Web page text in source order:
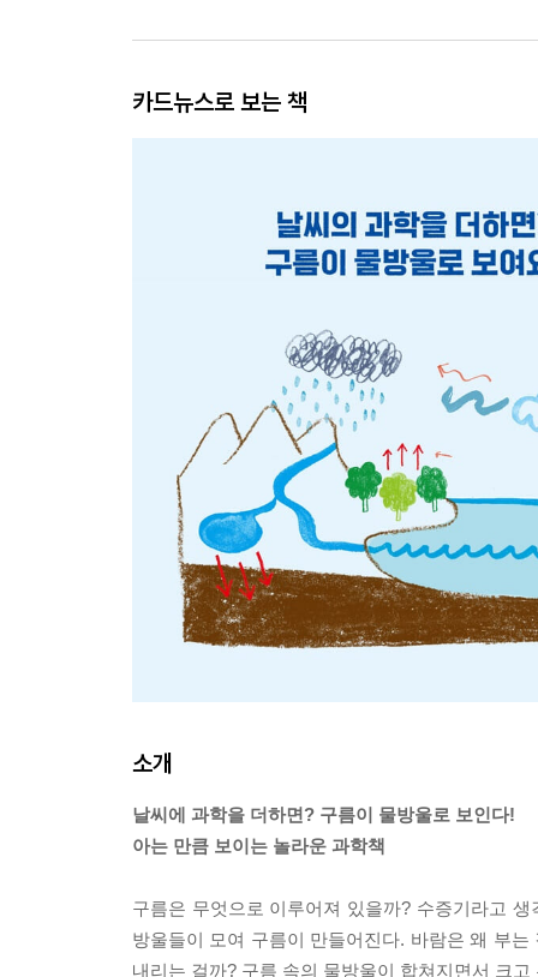
카드뉴스로 보는 책
소개
날씨에 과학을 더하면? 구름이 물방울로 보인다!
아는 만큼 보이는 놀라운 과학책
구름은 무엇으로 이루어져 있을까? 수증기라고
방울들이 모여 구름이 만들어진다. 바람은 왜 부
내리는 걸까? 구름 속의 물방울이 합쳐지면서 크